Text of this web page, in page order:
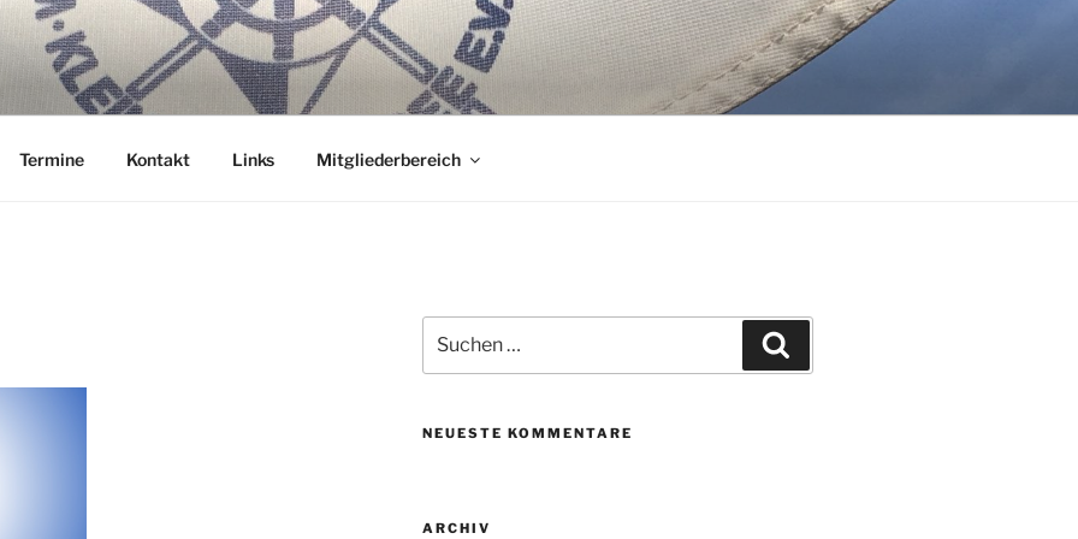
WANNSEE E.V.
Kiel.
Termine Kontakt Links Mitgliederbereich
nach:
NEUESTE KOMMENTARE
ARCHIV